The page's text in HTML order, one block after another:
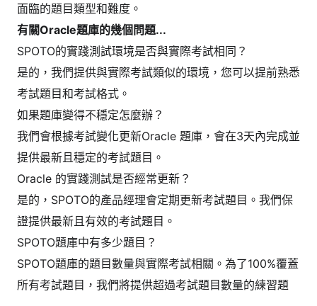
面臨的題目類型和難度。
有關Oracle題庫的幾個問題...
SPOTO的實踐測試環境是否與實際考試相同？
是的，我們提供與實際考試類似的環境，您可以提前熟悉
考試題目和考試格式。
如果題庫變得不穩定怎麼辦？
我們會根據考試變化更新Oracle 題庫，會在3天內完成並
提供最新且穩定的考試題目。
Oracle 的實踐測試是否經常更新？
是的，SPOTO的產品經理會定期更新考試題目。我們保
證提供最新且有效的考試題目。
SPOTO題庫中有多少題目？
SPOTO題庫的題目數量與實際考試相關。為了100%覆蓋
所有考試題目，我們將提供超過考試題目數量的練習題